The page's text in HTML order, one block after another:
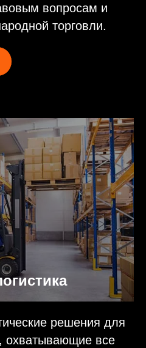
вопросам и
торговли.
решения для
охватывающие все